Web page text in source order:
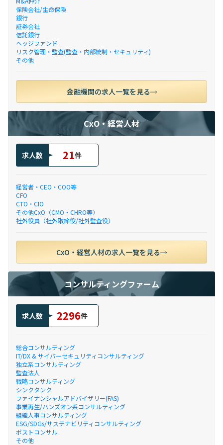
保険会社/生命保険
銀行
証券会社
信託銀行
ヘッジファンド
リスク管理・監査(監査・内部統制・セキュリティ)
その他
金融機関の求人一覧を見る
CxO・経営人材
求人数 21件
経営者・CEO・COO等
CFO
CTO・CIO
その他CxO（CMO・CHRO等）
社外役員（社外取締役/社外監査役）
CxO・経営人材の求人一覧を見る
コンサルティングファーム
求人数 2296件
総合コンサルティング
IT/DX & サイバーセキュリティコンサルティング
独立系コンサルティング
監査法人
戦略コンサルティング
シンクタンク
ファイナンシャルアドバイザリー(FAS)
事業再生/ハンズオン系コンサルティング
組織人事コンサルティング
ESG/SDGs/サステナビリティコンサルティング
ポストコンサル
その他